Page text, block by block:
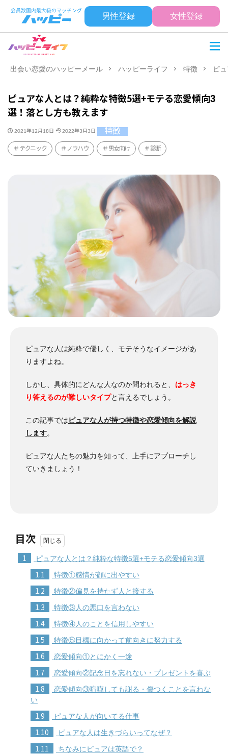
男性登録 女性登録
出会い恋愛のハッピーメール ハッピーライフ 特徴 ピ
ピュアな人とは？純粋な特徴5選+モテる恋愛傾向3
選！落とし方も教えます
2021年12月18日 2022年3月3日 特徴
テクニック ノウハウ 男女向け 診断
ピュアな人は純粋で優しく、モテそうなイメージがあ
りますよね。
しかし、具体的にどんな人なのか問われると、 はっき
り答えるのが難しいタイプと言えるでしょう。
この記事ではピュアな人が持つ特徴や恋愛傾向を解説
します。
ピュアな人たちの魅力を知って、上手にアプローチし
ていきましょう！
目次
1 ピュアな人とは？純粋な特徴5選+モテる恋愛傾向3選
1.1 特徴①感情が顔に出やすい
1.2 特徴②偏見を持たず人と接する
1.3 特徴③人の悪口を言わない
1.4 特徴④人のことを信用しやすい
1.5 特徴⑤目標に向かって前向きに努力する
1.6 恋愛傾向①とにかく一途
1.7 恋愛傾向②記念日を忘れない・プレゼントを喜ぶ
1.8
恋愛傾向③喧嘩しても謝る・傷つくことを言わな
い
1.9 ピュアな人が向いてる仕事
1.10 ピュアな人は生きづらいってなぜ？
1.11 ちなみにピュアは英語で？